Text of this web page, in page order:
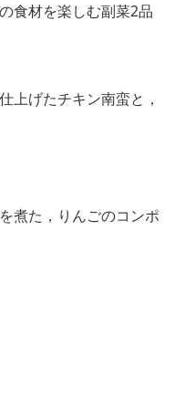
食材を楽しむ副菜2品
上げたチキン南蛮と，
煮た，りんごのコンポ